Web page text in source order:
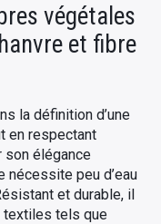
végétales
et fibre
la définition d’une
en respectant
son élégance
nécessite peu d’eau
et durable, il
textiles tels que